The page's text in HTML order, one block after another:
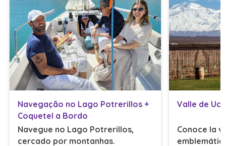
Navegação no Lago Potrerillos +
Coquetel a Bordo
Navegue no Lago Potrerillos,
cercado por montanhas.
Valle de
Conoce la